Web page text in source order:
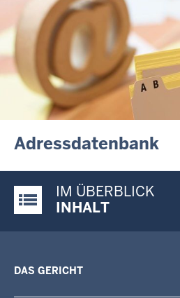
Adressdatenbank
Justiz-Portal im Überblick:
IM ÜBERBLICK
INHALT
DAS GERICHT